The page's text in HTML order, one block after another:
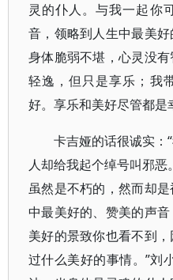
灵的仆人。与我一起你
音，领略到人生中最美
身体脆弱不堪，心灵没
轻逸，但只是享乐；我
好。享乐和美好尽管都是
卡吉娅的话很诚实：
人却给我起个绰号叫邪
虽然是不朽的，然而却
中最美好的、赞美的声
美好的景致你也看不到
过什么美好的事情。”刘